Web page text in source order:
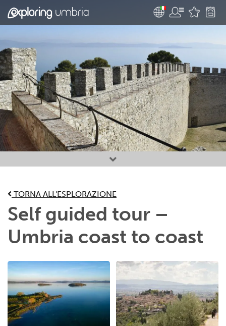
Attività preferite
TORNA ALL'ESPLORAZIONE
Self guided tour –
Umbria coast to coast